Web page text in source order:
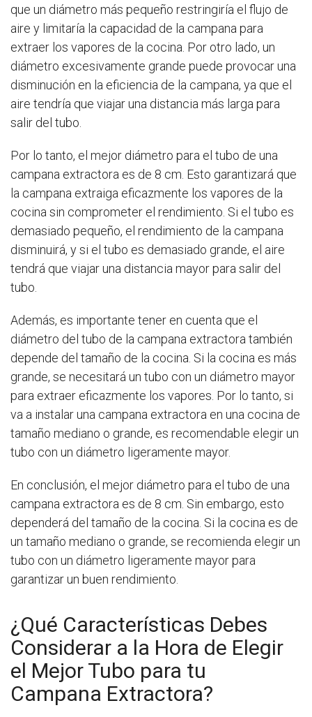
que un diámetro más pequeño restringiría el flujo de
aire y limitaría la capacidad de la campana para
extraer los vapores de la cocina. Por otro lado, un
diámetro excesivamente grande puede provocar una
disminución en la eficiencia de la campana, ya que el
aire tendría que viajar una distancia más larga para
salir del tubo.
Por lo tanto, el mejor diámetro para el tubo de una
campana extractora es de 8 cm. Esto garantizará que
la campana extraiga eficazmente los vapores de la
cocina sin comprometer el rendimiento. Si el tubo es
demasiado pequeño, el rendimiento de la campana
disminuirá, y si el tubo es demasiado grande, el aire
tendrá que viajar una distancia mayor para salir del
tubo.
Además, es importante tener en cuenta que el
diámetro del tubo de la campana extractora también
depende del tamaño de la cocina. Si la cocina es más
grande, se necesitará un tubo con un diámetro mayor
para extraer eficazmente los vapores. Por lo tanto, si
va a instalar una campana extractora en una cocina de
tamaño mediano o grande, es recomendable elegir un
tubo con un diámetro ligeramente mayor.
En conclusión, el mejor diámetro para el tubo de una
campana extractora es de 8 cm. Sin embargo, esto
dependerá del tamaño de la cocina. Si la cocina es de
un tamaño mediano o grande, se recomienda elegir un
tubo con un diámetro ligeramente mayor para
garantizar un buen rendimiento.
¿Qué Características Debes
Considerar a la Hora de Elegir
el Mejor Tubo para tu
Campana Extractora?